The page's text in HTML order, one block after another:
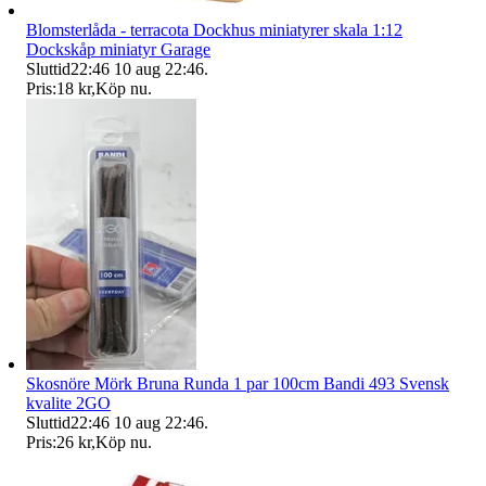
Blomsterlåda - terracota Dockhus miniatyrer skala 1:12
Dockskåp miniatyr Garage
Sluttid22:46 10 aug 22:46.
Pris:18 kr,Köp nu.
Skosnöre Mörk Bruna Runda 1 par 100cm Bandi 493 Svensk
kvalite 2GO
Sluttid22:46 10 aug 22:46.
Pris:26 kr,Köp nu.